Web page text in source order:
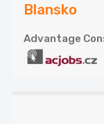
Blansko
Advantage